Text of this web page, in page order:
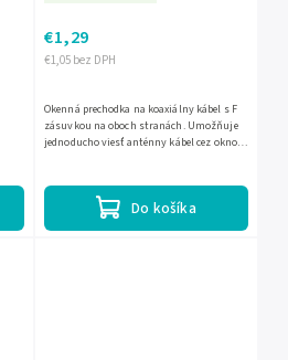
€1,05 bez DPH
€1,29
Do košíka
Okenná prechodka na koaxiálny kábel s F
zásuvkou na oboch stranách. Umožňuje
jednoducho viesť anténny kábel cez okno